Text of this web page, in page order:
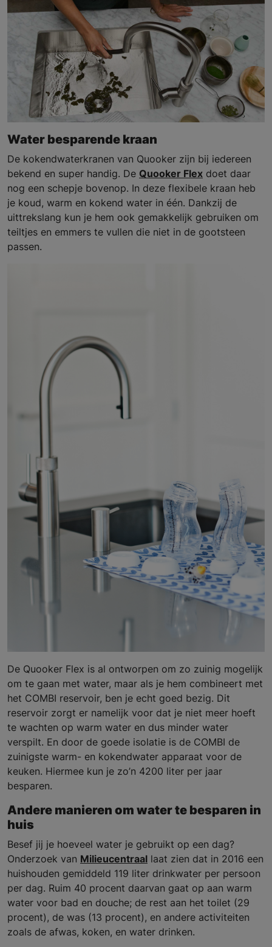
Water besparende kraan
De kokendwaterkranen van Quooker zijn bij iedereen
bekend en super handig. De Quooker Flex doet daar
nog een schepje bovenop. In deze flexibele kraan heb
je koud, warm en kokend water in één. Dankzij de
uittrekslang kun je hem ook gemakkelijk gebruiken om
teiltjes en emmers te vullen die niet in de gootsteen
passen.
De Quooker Flex is al ontworpen om zo zuinig mogelijk
om te gaan met water, maar als je hem combineert met
het COMBI reservoir, ben je echt goed bezig. Dit
reservoir zorgt er namelijk voor dat je niet meer hoeft
te wachten op warm water en dus minder water
verspilt. En door de goede isolatie is de COMBI de
zuinigste warm- en kokendwater apparaat voor de
keuken. Hiermee kun je zo’n 4200 liter per jaar
besparen.
Andere manieren om water te besparen in
huis
Besef jij je hoeveel water je gebruikt op een dag?
Onderzoek van Milieucentraal laat zien dat in 2016 een
huishouden gemiddeld 119 liter drinkwater per persoon
per dag. Ruim 40 procent daarvan gaat op aan warm
water voor bad en douche; de rest aan het toilet (29
procent), de was (13 procent), en andere activiteiten
zoals de afwas, koken, en water drinken.